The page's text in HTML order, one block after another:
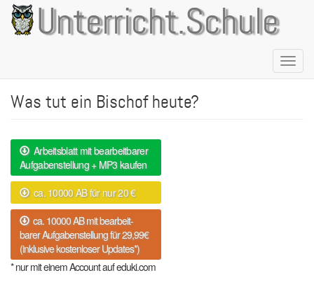
Direkt
zum
Inhalt
Unterricht.Schule
Was tut ein Bischof heute?
Arbeitsblatt mit bearbeitbarer
Aufgabenstellung + MP3 kaufen
ca. 10000 AB für nur 20 €
ca. 10000 AB mit bearbeit-
barer Aufgabenstellung für 29,99€
(inklusive kostenloser Updates*)
* nur mit einem Account auf eduki.com